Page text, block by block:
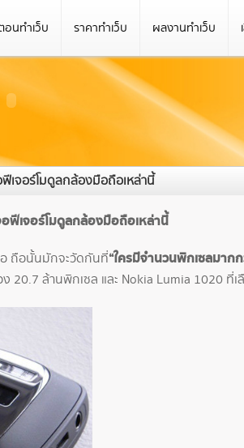
อนทำเว็บ ราคาทำเว็บ ผลงานทำเว็บ
เจอร์โมดูลกล้องมือถือเหล่านี้
ฟีเจอร์โมดูลกล้องมือถือเหล่านี้
อ ถือนั้นมักจะวัดกันที่“ใครมีจำนวนพิกเซลมาก
ล้านพิกเซล และ Nokia Lumia 1020 ที่